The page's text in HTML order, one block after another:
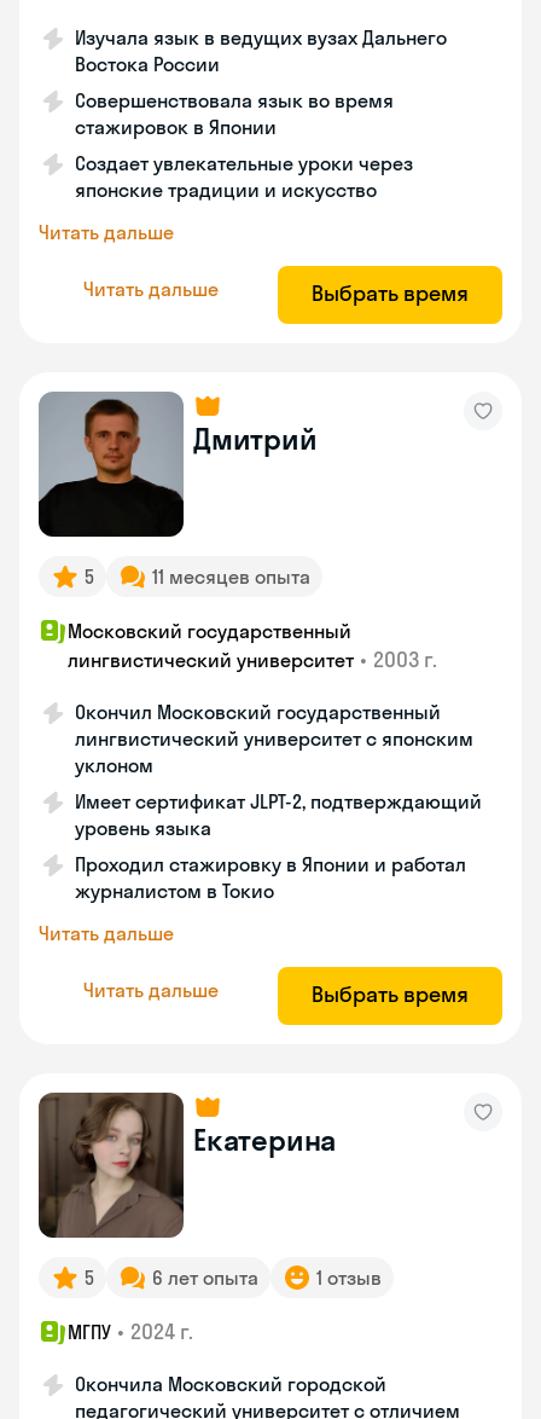
Изучала язык в ведущих вузах Дальнего
Востока России
Совершенствовала язык во время
стажировок в Японии
Создает увлекательные уроки через
японские традиции и искусство
Читать дальше
Читать дальше Выбрать время
Дмитрий
5 11 месяцев опыта
Московский государственный
лингвистический университет • 2003 г.
Окончил Московский государственный
лингвистический университет с японским
уклоном
Имеет сертификат JLPT-2, подтверждающий
уровень языка
Проходил стажировку в Японии и работал
журналистом в Токио
Читать дальше
Читать дальше Выбрать время
Екатерина
5 6 лет опыта 1 отзыв
МГПУ • 2024 г.
Окончила Московский городской
педагогический университет с отличием